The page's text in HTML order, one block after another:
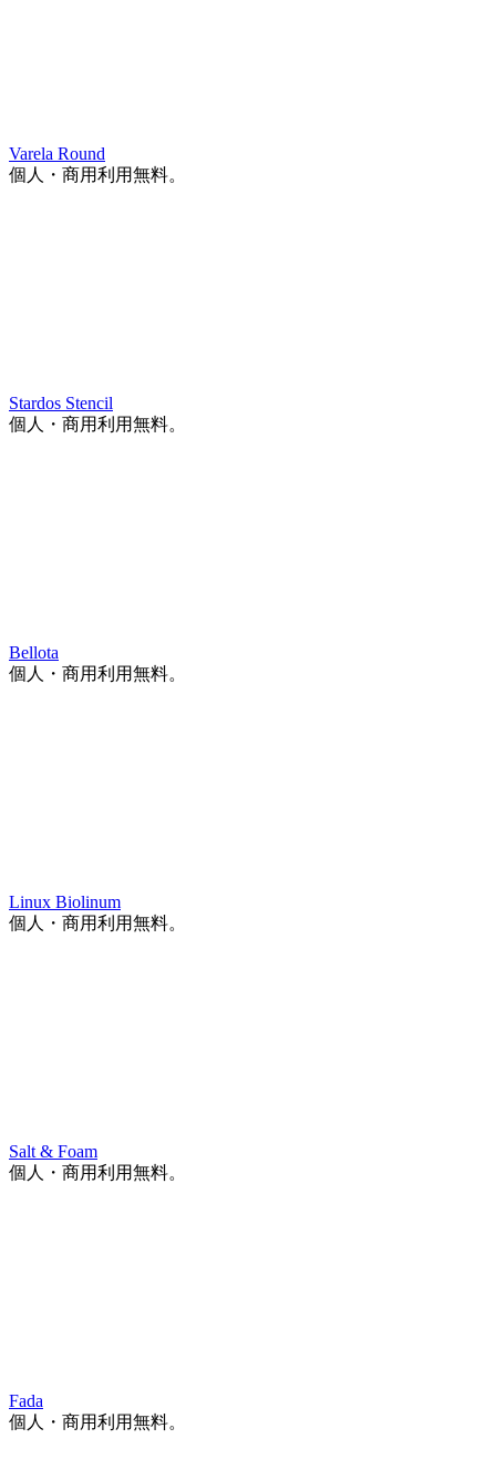
Varela Round
個人・商用利用無料。
Stardos Stencil
個人・商用利用無料。
Bellota
個人・商用利用無料。
Linux Biolinum
個人・商用利用無料。
Salt & Foam
個人・商用利用無料。
Fada
個人・商用利用無料。